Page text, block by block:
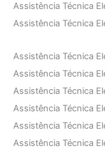
Assistência Técnica
Assistência Técnica
Assistência Técnica
Assistência Técnica
Assistência Técnica
Assistência Técnica
Assistência Técnica
Assistência Técnica